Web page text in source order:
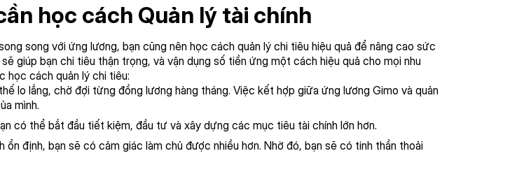
học cách Quản lý tài chính
song với ứng lương, bạn cũng nên học cách quản lý chi tiêu hiệu quả để nâng cao sức
giúp bạn chi tiêu thận trọng, và vận dụng số tiền ứng một cách hiệu quả cho mọi nhu
học cách quản lý chi tiêu:
lo lắng, chờ đợi từng đồng lương hàng tháng. Việc kết hợp giữa ứng lương Gimo và quản
mình.
có thể bắt đầu tiết kiệm, đầu tư và xây dựng các mục tiêu tài chính lớn hơn.
ổn định, bạn sẽ có cảm giác làm chủ được nhiều hơn. Nhờ đó, bạn sẽ có tinh thần thoải